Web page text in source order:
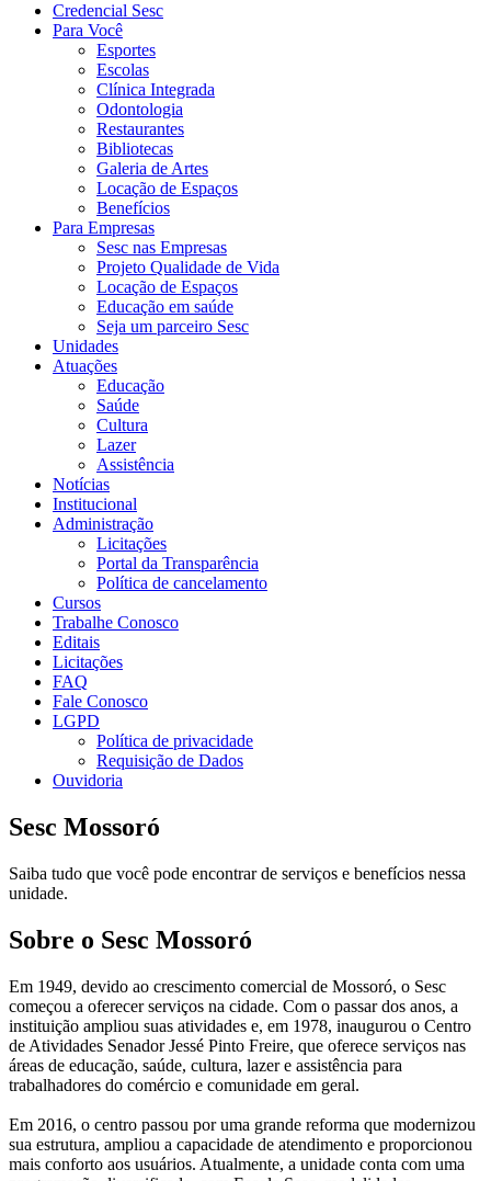
Credencial Sesc
Para Você
Esportes
Escolas
Clínica Integrada
Odontologia
Restaurantes
Bibliotecas
Galeria de Artes
Locação de Espaços
Benefícios
Para Empresas
Sesc nas Empresas
Projeto Qualidade de Vida
Locação de Espaços
Educação em saúde
Seja um parceiro Sesc
Unidades
Atuações
Educação
Saúde
Cultura
Lazer
Assistência
Notícias
Institucional
Administração
Licitações
Portal da Transparência
Política de cancelamento
Cursos
Trabalhe Conosco
Editais
Licitações
FAQ
Fale Conosco
LGPD
Política de privacidade
Requisição de Dados
Ouvidoria
Sesc Mossoró
Saiba tudo que você pode encontrar de serviços e benefícios nessa
unidade.
Sobre o Sesc Mossoró
Em 1949, devido ao crescimento comercial de Mossoró, o Sesc
começou a oferecer serviços na cidade. Com o passar dos anos, a
instituição ampliou suas atividades e, em 1978, inaugurou o Centro
de Atividades Senador Jessé Pinto Freire, que oferece serviços nas
áreas de educação, saúde, cultura, lazer e assistência para
trabalhadores do comércio e comunidade em geral.
Em 2016, o centro passou por uma grande reforma que modernizou
sua estrutura, ampliou a capacidade de atendimento e proporcionou
mais conforto aos usuários. Atualmente, a unidade conta com uma